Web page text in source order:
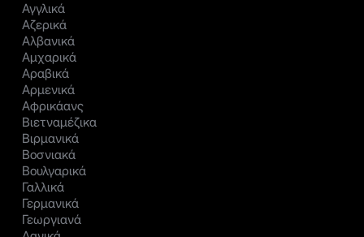
Αγγλικά
Αζερικά
Αλβανικά
Αμχαρικά
Αραβικά
Αρμενικά
Αφρικάανς
Βιετναμέζικα
Βιρμανικά
Βοσνιακά
Βουλγαρικά
Γαλλικά
Γερμανικά
Γεωργιανά